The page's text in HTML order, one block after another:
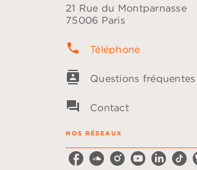
21 Rue du Montparnasse
75006 Paris
phone Téléphone
contacts Questions fréquentes
question_answer Contact
NOS RÉSEAUX